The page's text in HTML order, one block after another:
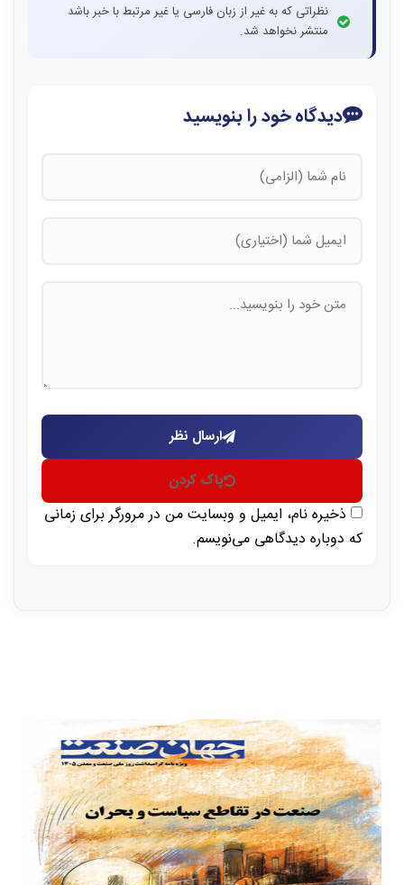
نظراتی که به غیر از زبان فارسی یا غیر مرتبط با خبر باشد
منتشر نخواهد شد.
دیدگاه خود را بنویسید
ارسال نظر
پاک کردن
ذخیره نام، ایمیل و وبسایت من در مرورگر برای زمانی
که دوباره دیدگاهی می‌نویسم.